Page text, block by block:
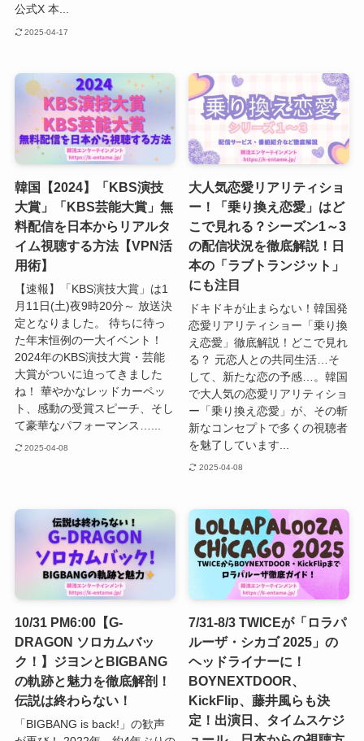
公式X 本...
2025-04-17
韓国【2024】「KBS演技
大賞」「KBS芸能大賞」無
料配信を日本からリアルタ
イム視聴する方法【VPN活
用術】
【速報】「KBS演技大賞」は1
月11日(土)夜9時20分～ 放送決
定となりました。 待ちに待っ
た年末恒例の一大イベント！
2024年のKBS演技大賞・芸能
大賞がついに迫ってきました
ね！ 華やかなレッドカーペッ
ト、感動の受賞スピーチ、そし
て豪華なパフォーマンス…...
2025-04-08
大人気恋愛リアリティショ
ー！「乗り換え恋愛」はど
こで見れる？シーズン1～3
の配信状況を徹底解説！日
本の「ラブトランジット」
にも注目
ドキドキが止まらない！韓国発
恋愛リアリティショー「乗り換
え恋愛」徹底解説！どこで見れ
る？ 元恋人との共同生活…そ
して、新たな恋の予感…。韓国
で大人気の恋愛リアリティショ
ー「乗り換え恋愛」が、その斬
新なコンセプトで多くの視聴者
を魅了しています...
2025-04-08
10/31 PM6:00【G-
DRAGON ソロカムバッ
ク！】ジヨンとBIGBANG
の軌跡と魅力を徹底解剖！
伝説は終わらない！
「BIGBANG is back!」の歓声
7/31-8/3 TWICEが「ロラパ
ルーザ・シカゴ 2025」の
ヘッドライナーに！
BOYNEXTDOOR、
KickFlip、藤井風らも決
定！出演日、タイムスケジ